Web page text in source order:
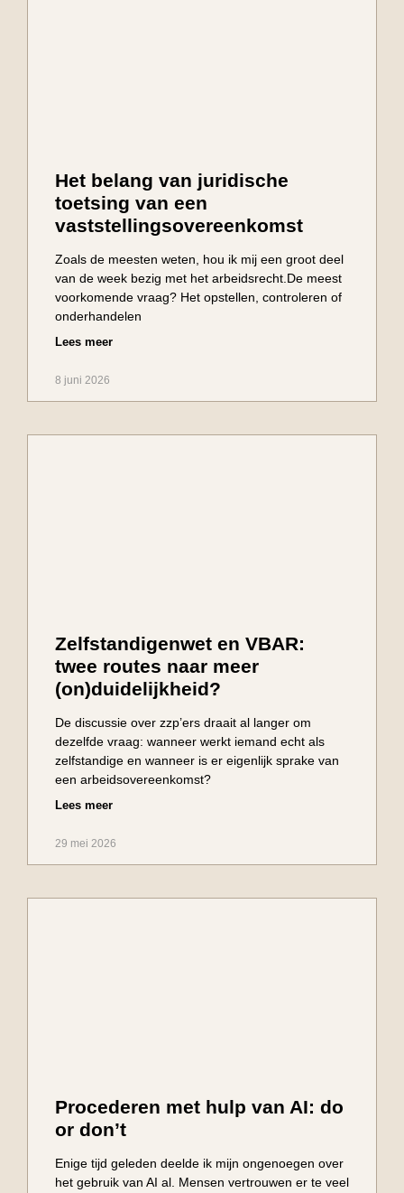
Het belang van juridische
toetsing van een
vaststellingsovereenkomst
Zoals de meesten weten, hou ik mij een groot deel
van de week bezig met het arbeidsrecht.De meest
voorkomende vraag? Het opstellen, controleren of
onderhandelen
Lees meer
8 juni 2026
Zelfstandigenwet en VBAR:
twee routes naar meer
(on)duidelijkheid?
De discussie over zzp’ers draait al langer om
dezelfde vraag: wanneer werkt iemand echt als
zelfstandige en wanneer is er eigenlijk sprake van
een arbeidsovereenkomst?
Lees meer
29 mei 2026
Procederen met hulp van AI: do
or don’t
Enige tijd geleden deelde ik mijn ongenoegen over
het gebruik van AI al. Mensen vertrouwen er te veel